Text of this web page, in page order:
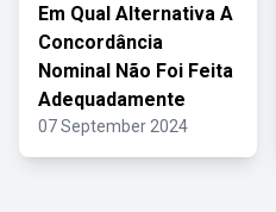
Em Qual Alternativa A
Concordância
Nominal Não Foi Feita
Adequadamente
07 September 2024